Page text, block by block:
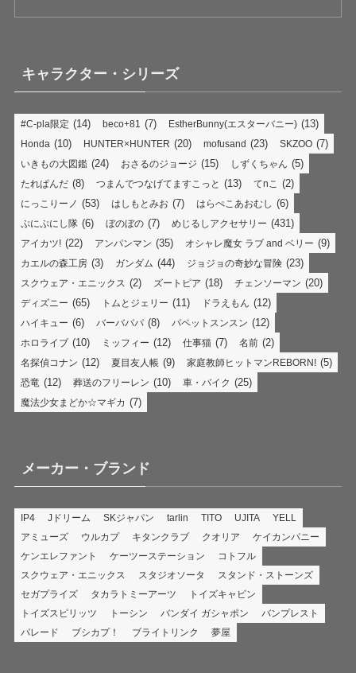
キャラクター・シリーズ
#C-pla限定 (14) beco+81 (7) EstherBunny(エスターバニー) (13)
Honda (10) HUNTER×HUNTER (20) mofusand (23) SKZOO (7)
いきもの大図鑑 (24) おさるのジョージ (15) しずくちゃん (5)
たれぱんだ (8) つまんでつなげてますこっと (13) てnこ (2)
にっこりーノ (53) はしもとみお (7) はらぺこあおむし (6)
ぷにぷにし隊 (6) ぼのぼの (7) めじるしアクセサリー (431)
アイカツ! (22) アンパンマン (35) オシャレ魔女 ラブ and ベリー (9)
カエルの森工房 (3) ガンダム (44) ジョジョの奇妙な冒険 (23)
スクウェア・エニックス (2) ズートピア (18) チェンソーマン (20)
ディズニー (65) トムとジェリー (11) ドラえもん (12)
ハイキュー (6) バーバパパ (8) パペットスンスン (12)
ホロライブ (10) ミッフィー (12) 仕事猫 (7) 名前 (2)
名探偵コナン (12) 夏目友人帳 (9) 家庭教師ヒットマンREBORN! (5)
恐竜 (12) 葬送のフリーレン (10) 車・バイク (25)
魔法少女まどか☆マギカ (7)
メーカー・ブランド
IP4 Jドリーム SKジャパン tarlin TITO UJITA
YELL
アミューズ
ウルカプ キタンクラブ クオリア
ケイカンパニー
ケンエレファント
ケーツーステーション
コトフル
スクウェア・エニックス
スタジオソータ
スタンド・ストーンズ
セガプライズ
タカラトミーアーツ
トイズキャビン
トイズスピリッツ
トーシン バンダイ ガシャポン
バンプレスト
パレード
ブシカプ！ ブライトリンク 夢屋